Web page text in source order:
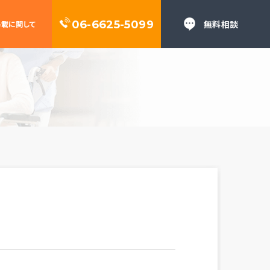
に関して 06-6625-5099 無料相談